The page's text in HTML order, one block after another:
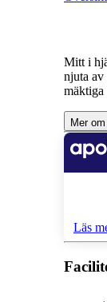
Mitt i
njuta av
mäktiga
Mer
Läs